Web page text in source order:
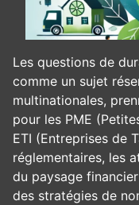
Les questions de
comme un sujet
multinationales,
pour les PME
ETI (Entreprises de
réglementaires, les
du paysage
des stratégies de